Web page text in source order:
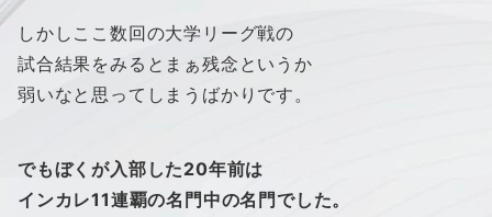
しかしここ数回の大学リーグ戦の
試合結果をみるとまぁ残念というか
弱いなと思ってしまうばかりです。
でもぼくが入部した20年前は
インカレ11連覇の名門中の名門でした。